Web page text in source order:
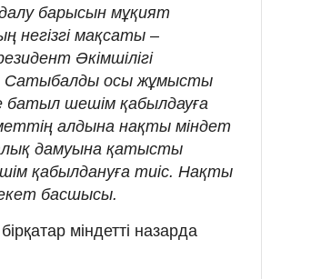
барысын мұқият
негізгі мақсаты –
Әкімшілігі
Сатыбалды осы жұмысты
батыл шешім қабылдауға
алдына нақты міндет
дамуына қатысты
қабылдануға тиіс. Нақты
басшысы.
міндетті назарда